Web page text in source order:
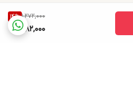
1,272,000
14%
1,082,000